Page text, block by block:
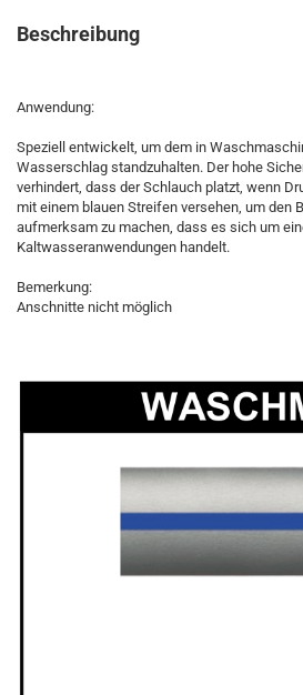
Beschreibung
Anwendung:
Speziell entwickelt, um dem in
Wasserschlag standzuhalten. Der hohe
verhindert, dass der Schlauch platzt, wenn
mit einem blauen Streifen versehen, um den
aufmerksam zu machen, dass es sich um
Kaltwasseranwendungen handelt.
Bemerkung:
Anschnitte nicht möglich